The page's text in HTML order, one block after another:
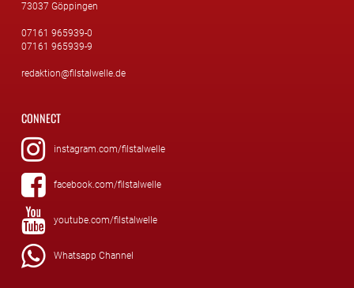
73037 Göppingen
07161 965939-0
07161 965939-9
redaktion@filstalwelle.de
CONNECT
instagram.com/filstalwelle
facebook.com/filstalwelle
youtube.com/filstalwelle
Whatsapp Channel